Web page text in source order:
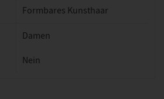
Formbares Kunsthaar
Damen
Nein